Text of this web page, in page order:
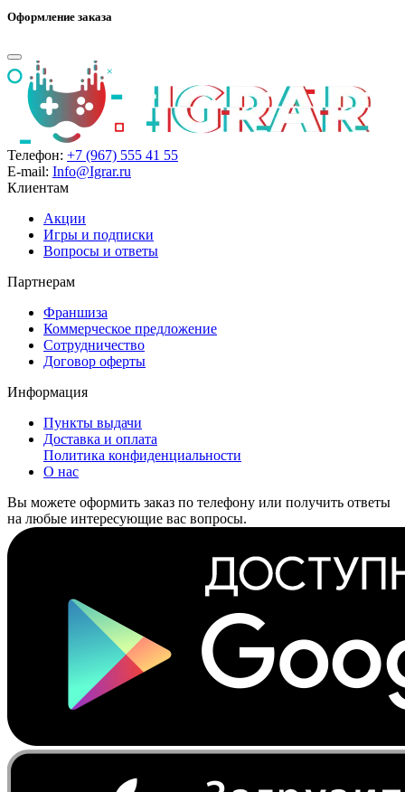
Оформление заказа
Телефон: +7 (967) 555 41 55
E-mail: Info@Igrar.ru
Клиентам
Акции
Игры и подписки
Вопросы и ответы
Партнерам
Франшиза
Коммерческое предложение
Сотрудничество
Договор оферты
Информация
Пункты выдачи
Доставка и оплата
Политика конфиденциальности
О нас
Вы можете оформить заказ по телефону или получить ответы
на любые интересующие вас вопросы.